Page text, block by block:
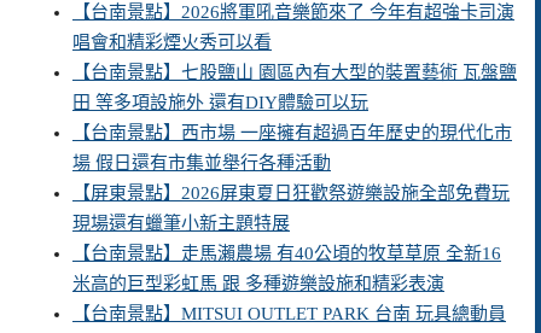
【台南景點】2026將軍吼音樂節來了 今年有超強卡司演
唱會和精彩煙火秀可以看
【台南景點】七股鹽山 園區內有大型的裝置藝術 瓦盤鹽
田 等多項設施外 還有DIY體驗可以玩
【台南景點】西市場 一座擁有超過百年歷史的現代化市
場 假日還有市集並舉行各種活動
【屏東景點】2026屏東夏日狂歡祭遊樂設施全部免費玩
現場還有蠟筆小新主題特展
【台南景點】走馬瀨農場 有40公頃的牧草草原 全新16
米高的巨型彩虹馬 跟 多種遊樂設施和精彩表演
【台南景點】MITSUI OUTLET PARK 台南 玩具總動員